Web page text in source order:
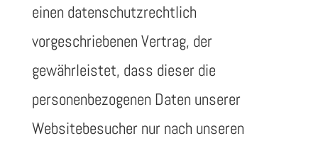
einen datenschutzrechtlich
vorgeschriebenen Vertrag, der
gewährleistet, dass dieser die
personenbezogenen Daten unserer
Websitebesucher nur nach unseren